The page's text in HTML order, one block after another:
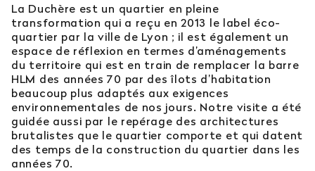
La Duchère est un quartier en pleine
transformation qui a reçu en 2013 le label éco-
quartier par la ville de Lyon ; il est également un
espace de réflexion en termes d’aménagements
du territoire qui est en train de remplacer la barre
HLM des années 70 par des îlots d’habitation
beaucoup plus adaptés aux exigences
environnementales de nos jours. Notre visite a été
guidée aussi par le repérage des architectures
brutalistes que le quartier comporte et qui datent
des temps de la construction du quartier dans les
années 70.
Orientation : vous ne trouvez
pas votre réponse ?
Contactez notre service orientation
04 81 92 60 83